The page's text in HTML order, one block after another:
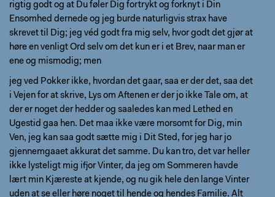
rigtig godt og at Du føler Dig fortrykt og forknyt i Din
Ensomhed dernede og jeg burde naturligvis strax have
skrevet til Dig; jeg véd godt fra mig selv, hvor godt det gjør at
høre en venligt Ord selv om det kun er i et Brev, naar man er
ene og mismodig; men
jeg ved Pokker ikke, hvordan det gaar, saa er der det, saa det
i Vejen for at skrive, Lys om Aftenen er der jo ikke Tale om, at
der er noget der hedder og saaledes kan med Lethed en
Ugestid gaa hen. Det maa ikke være morsomt for Dig, min
Ven, jeg kan saa godt sætte mig i Dit Sted, for jeg har jo
gjennemgaaet akkurat det samme. Du kan tro, det var heller
ikke lysteligt mig ifjor Vinter, da jeg om Sommeren havde
lært min Kjæreste at kjende, og nu gik hele den lange Vinter
uden at se eller høre noget til hende og hendes Familie. Alt